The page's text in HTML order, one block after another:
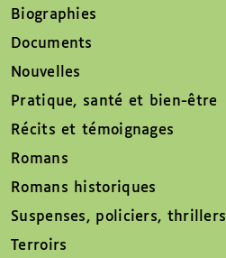
Biographies
Documents
Nouvelles
Pratique, santé et bien-être
Récits et témoignages
Romans
Romans historiques
Suspenses, policiers, thrillers
Terroirs